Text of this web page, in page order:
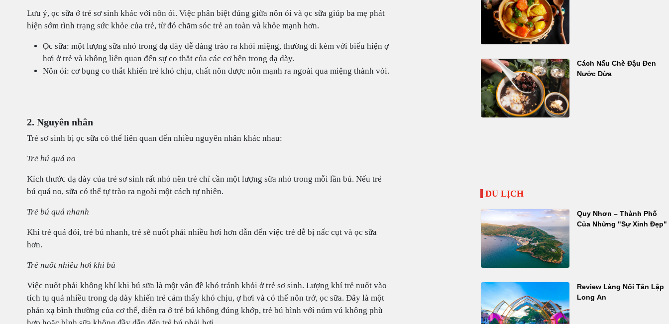
Lưu ý, ọc sữa ở trẻ sơ sinh khác với nôn ói. Việc phân biệt đúng giữa nôn ói và ọc sữa giúp ba mẹ phát
hiện sớm tình trạng sức khỏe của trẻ, từ đó chăm sóc trẻ an toàn và khỏe mạnh hơn.
Ọc sữa: một lượng sữa nhỏ trong dạ dày dễ dàng trào ra khỏi miệng, thường đi kèm với biểu hiện ợ
hơi ở trẻ và không liên quan đến sự co thắt của các cơ bên trong dạ dày.
Nôn ói: cơ bụng co thắt khiến trẻ khó chịu, chất nôn được nôn mạnh ra ngoài qua miệng thành vòi.
2. Nguyên nhân
Trẻ sơ sinh bị ọc sữa có thể liên quan đến nhiều nguyên nhân khác nhau:
Trẻ bú quá no
Kích thước dạ dày của trẻ sơ sinh rất nhỏ nên trẻ chỉ cần một lượng sữa nhỏ trong mỗi lần bú. Nếu trẻ
bú quá no, sữa có thể tự trào ra ngoài một cách tự nhiên.
Trẻ bú quá nhanh
Khi trẻ quá đói, trẻ bú nhanh, trẻ sẽ nuốt phải nhiều hơi hơn dẫn đến việc trẻ dễ bị nấc cụt và ọc sữa
hơn.
Trẻ nuốt nhiều hơi khi bú
Việc nuốt phải không khí khi bú sữa là một vấn đề khó tránh khỏi ở trẻ sơ sinh. Lượng khí trẻ nuốt vào
tích tụ quá nhiều trong dạ dày khiến trẻ cảm thấy khó chịu, ợ hơi và có thể nôn trớ, ọc sữa. Đây là một
phản xạ bình thường của cơ thể, diễn ra ở trẻ bú không đúng khớp, trẻ bú bình với núm vú không phù
Cách Nấu Chè Đậu Đen
Nước Dừa
DU LỊCH
Quy Nhơn – Thành Phố
Của Những "Sự Xinh Đẹp"
Review Làng Nổi Tân Lập
Long An